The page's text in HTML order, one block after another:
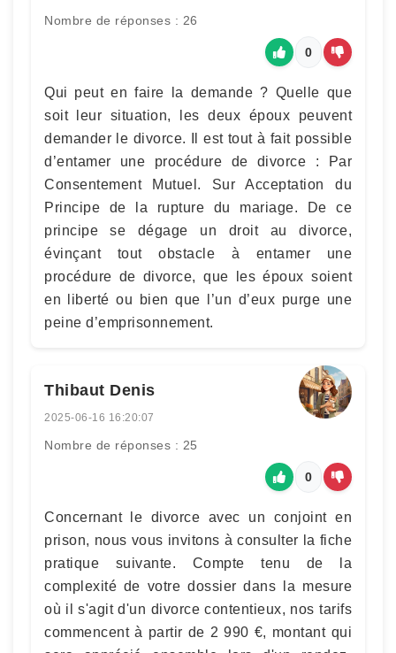
Nombre de réponses : 26
0
Qui peut en faire la demande ? Quelle que
soit leur situation, les deux époux peuvent
demander le divorce. Il est tout à fait possible
d’entamer une procédure de divorce : Par
Consentement Mutuel. Sur Acceptation du
Principe de la rupture du mariage. De ce
principe se dégage un droit au divorce,
évinçant tout obstacle à entamer une
procédure de divorce, que les époux soient
en liberté ou bien que l’un d’eux purge une
peine d’emprisonnement.
Thibaut Denis
2025-06-16 16:20:07
Nombre de réponses : 25
0
Concernant le divorce avec un conjoint en
prison, nous vous invitons à consulter la fiche
pratique suivante. Compte tenu de la
complexité de votre dossier dans la mesure
où il s'agit d'un divorce contentieux, nos tarifs
commencent à partir de 2 990 €, montant qui